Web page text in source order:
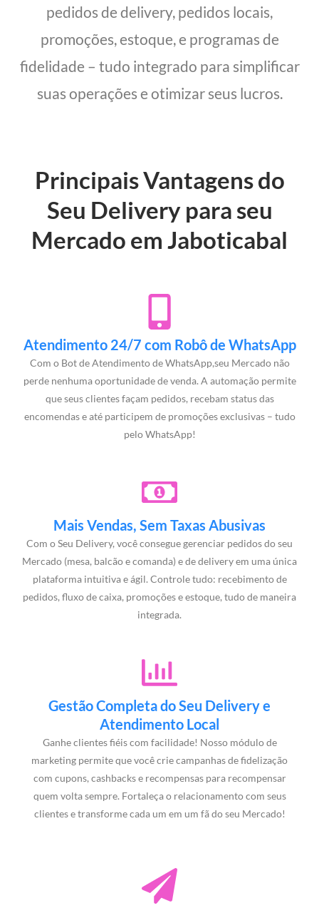
pedidos de delivery, pedidos locais,
promoções, estoque, e programas de
fidelidade – tudo integrado para simplificar
suas operações e otimizar seus lucros.
Principais Vantagens do
Seu Delivery para seu
Mercado em Jaboticabal
Atendimento 24/7 com Robô de WhatsApp
Com o Bot de Atendimento de WhatsApp,seu Mercado não
perde nenhuma oportunidade de venda. A automação permite
que seus clientes façam pedidos, recebam status das
encomendas e até participem de promoções exclusivas – tudo
pelo WhatsApp!
Mais Vendas, Sem Taxas Abusivas
Com o Seu Delivery, você consegue gerenciar pedidos do seu
Mercado (mesa, balcão e comanda) e de delivery em uma única
plataforma intuitiva e ágil. Controle tudo: recebimento de
pedidos, fluxo de caixa, promoções e estoque, tudo de maneira
integrada.
Gestão Completa do Seu Delivery e
Atendimento Local
Ganhe clientes fiéis com facilidade! Nosso módulo de
marketing permite que você crie campanhas de fidelização
com cupons, cashbacks e recompensas para recompensar
quem volta sempre. Fortaleça o relacionamento com seus
clientes e transforme cada um em um fã do seu Mercado!